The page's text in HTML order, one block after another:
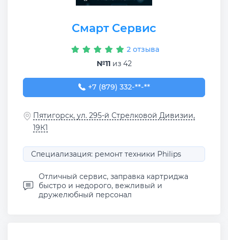
Смарт Сервис
2 отзыва
№11из 42
+7 (879) 332-15-70
+7 (879) 332-**-**
Пятигорск, ул. 295-й Стрелковой Дивизии,
19К1
Специализация: ремонт техники Philips
Отличный сервис, заправка картриджа
быстро и недорого, вежливый и
дружелюбный персонал